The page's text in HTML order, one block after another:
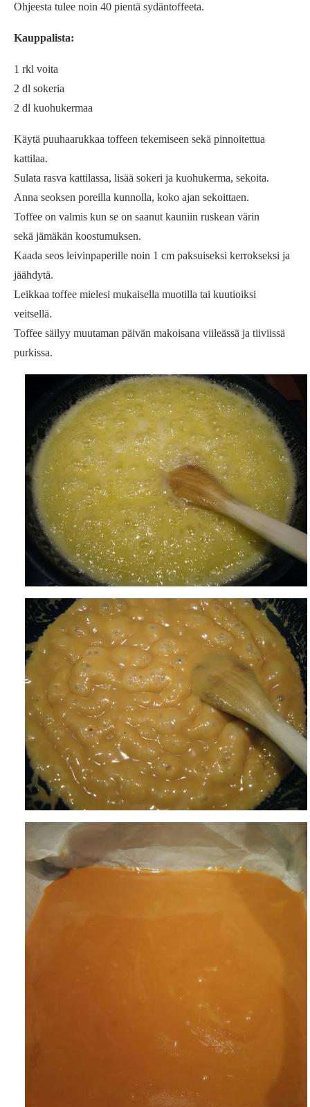
Ohjeesta tulee noin 40 pientä sydäntoffeeta.
Kauppalista:
1 rkl voita
2 dl sokeria
2 dl kuohukermaa
Käytä puuhaarukkaa toffeen tekemiseen sekä pinnoitettua
kattilaa.
Sulata rasva kattilassa, lisää sokeri ja kuohukerma, sekoita.
Anna seoksen poreilla kunnolla, koko ajan sekoittaen.
Toffee on valmis kun se on saanut kauniin ruskean värin
sekä jämäkän koostumuksen.
Kaada seos leivinpaperille noin 1 cm paksuiseksi kerrokseksi ja
jäähdytä.
Leikkaa toffee mielesi mukaisella muotilla tai kuutioiksi
veitsellä.
Toffee säilyy muutaman päivän makoisana viileässä ja tiiviissä
purkissa.